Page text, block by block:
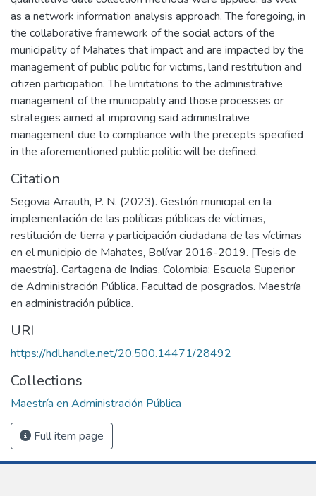
as a network information analysis approach. The foregoing, in
the collaborative framework of the social actors of the
municipality of Mahates that impact and are impacted by the
management of public politic for victims, land restitution and
citizen participation. The limitations to the administrative
management of the municipality and those processes or
strategies aimed at improving said administrative
management due to compliance with the precepts specified
in the aforementioned public politic will be defined.
Citation
Segovia Arrauth, P. N. (2023). Gestión municipal en la
implementación de las políticas públicas de víctimas,
restitución de tierra y participación ciudadana de las víctimas
en el municipio de Mahates, Bolívar 2016-2019. [Tesis de
maestría]. Cartagena de Indias, Colombia: Escuela Superior
de Administración Pública. Facultad de posgrados. Maestría
en administración pública.
URI
https://hdl.handle.net/20.500.14471/28492
Collections
Maestría en Administración Pública
Full item page